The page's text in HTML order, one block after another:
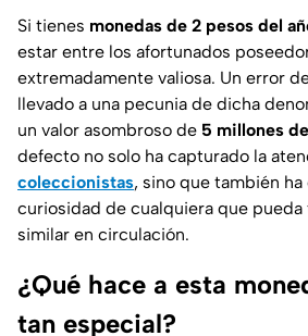
Si tienes monedas de 2 pesos del
estar entre los afortunados
extremadamente valiosa. Un error
llevado a una pecunia de dicha
un valor asombroso de 5 millones
defecto no solo ha capturado la
coleccionistas, sino que también
curiosidad de cualquiera que pueda
similar en circulación.
¿Qué hace a esta
tan especial?